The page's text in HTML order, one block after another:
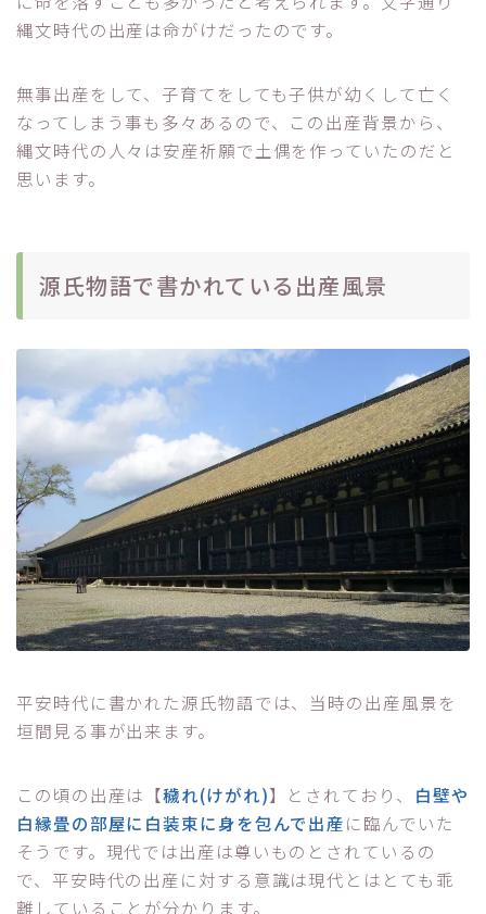
縄文時代の出産は命がけだったのです。
無事出産をして、子育てをしても子供が幼くして亡く
なってしまう事も多々あるので、この出産背景から、
縄文時代の人々は安産祈願で土偶を作っていたのだと
思います。
源氏物語で書かれている出産風景
平安時代に書かれた源氏物語では、当時の出産風景を
垣間見る事が出来ます。
この頃の出産は【穢れ(けがれ)】とされており、
白壁や
白縁畳の部屋に白装束に身を包んで出産に臨んでいた
そうです。現代では出産は尊いものとされているの
で、平安時代の出産に対する意識は現代とはとても乖
離していることが分かります。